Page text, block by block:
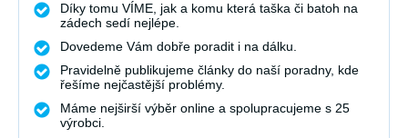
Díky tomu VÍME, jak a komu která taška či batoh na
zádech sedí nejlépe.
Dovedeme Vám dobře poradit i na dálku.
Pravidelně publikujeme články do naší poradny, kde
řešíme nejčastější problémy.
Máme nejširší výběr online a spolupracujeme s 25
výrobci.